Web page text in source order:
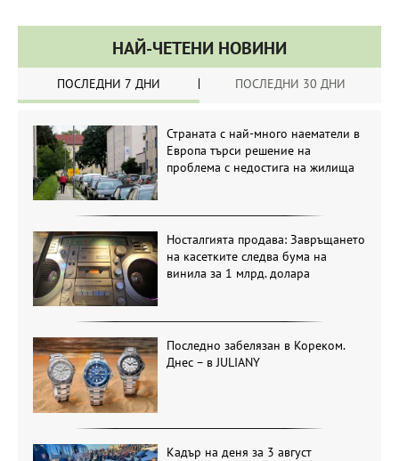
НАЙ-ЧЕТЕНИ НОВИНИ
ПОСЛЕДНИ 7 ДНИ ПОСЛЕДНИ 30 ДНИ
Страната с най-много наематели в
Европа търси решение на
проблема с недостига на жилища
Носталгията продава: Завръщането
на касетките следва бума на
винила за 1 млрд. долара
Последно забелязан в Кореком.
Днес – в JULIANY
Кадър на деня за 3 август